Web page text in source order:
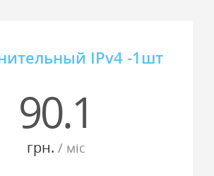
IPv4 -1шт
90.1
грн. / мiс